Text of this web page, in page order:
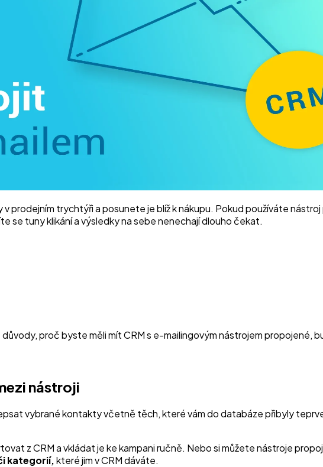
prodejním trychtýři a posunete je blíž k nákupu. Pokud používáte
se tuny klikání a výsledky na sebe nenechají dlouho čekat.
proč byste měli mít CRM s e-mailingovým nástrojem propojené,
nástroji
vybrané kontakty včetně těch, které vám do databáze přibyly
z CRM a vkládat je ke kampani ručně. Nebo si můžete nástroje
kategorií,které jim v CRM dáváte.